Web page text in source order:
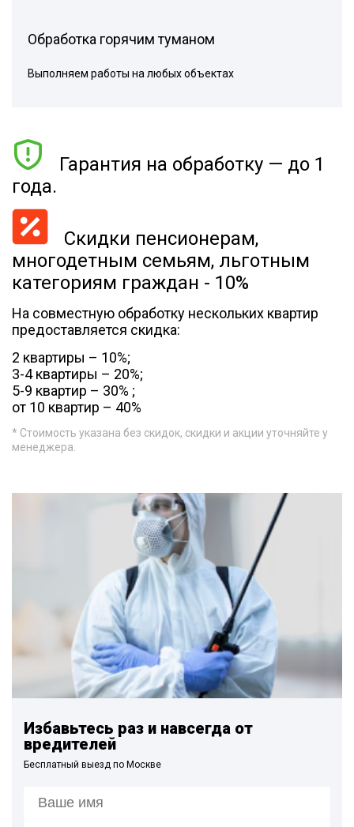
Обработка горячим туманом
Выполняем работы на любых объектах
Гарантия на обработку — до 1
года.
Скидки пенсионерам,
многодетным семьям, льготным
категориям граждан - 10%
На совместную обработку нескольких квартир
предоставляется скидка:
2 квартиры – 10%;
3-4 квартиры – 20%;
5-9 квартир – 30% ;
от 10 квартир – 40%
* Стоимость указана без скидок, скидки и акции уточняйте у
менеджера.
Избавьтесь раз и навсегда от
вредителей
Бесплатный выезд по Москве